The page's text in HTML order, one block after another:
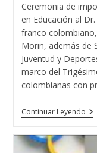
Ceremonia de
en Educación al
franco
Morin, además de
Juventud y
marco del
colombianas con
Continuar Leyendo
De